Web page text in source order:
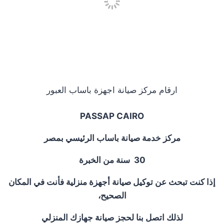
ارقام مركز صيانة اجهزة باساب العبور
PASSAP CAIRO
مركز خدمة صيانة باساب الرئيسي بمصر
30 سنة من الخبرة
إذا كنت تبحث عن توكيل صيانة أجهزة منزلية فأنت في المكان
الصحيح،
لذلك اتصل بنا لحجز صيانة جهازك المنزلي